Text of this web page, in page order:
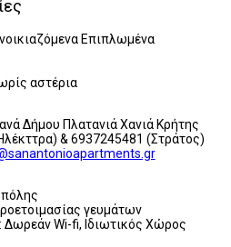
Επιπλωμένα
αστέρια
Δήμου Πλατανιά Χανιά Κρήτης
& 6937245481 (Στράτος)
πόλης
γευμάτων
Δωρεάν Wi-fi, Ιδιωτικός Χώρος